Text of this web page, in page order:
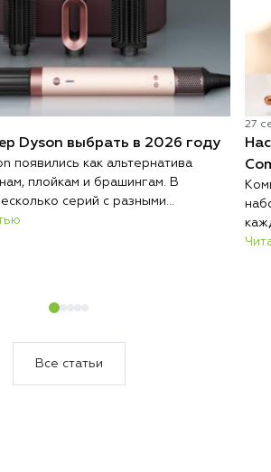
Dyson выбрать в 2026 году
появились как альтернатива
плойкам и брашингам. В
серий с разными
и выбор зависит от
27
Все статьи